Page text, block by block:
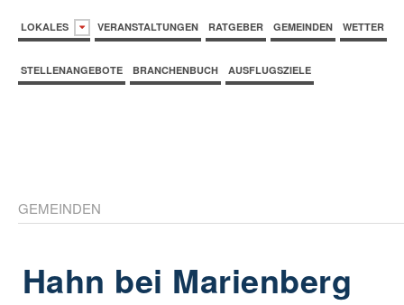
LOKALES VERANSTALTUNGEN RATGEBER GEMEINDEN WETTER
STELLENANGEBOTE BRANCHENBUCH AUSFLUGSZIELE
GEMEINDEN
Hahn bei Marienberg